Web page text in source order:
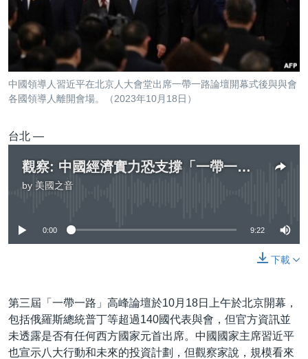
到國際
經貿
視頻
每日視頻新聞
美國專訊
視頻存檔
音頻
新聞音頻
海外港人
建國史話
國語
關注我們
其他語言網站
中國領導人習近平在北京人大會堂出席一帶一路論壇開幕式後與與會
各國領導人離開會場。（2023年10月18日）
台北 —
觀察: 中國經濟實力恐支撐「一帶一路」投資明顯縮水
by 美國之音
0:00 9:22
下載
第三屆「一帶一路」高峰論壇於10月18日上午於北京開幕，
包括俄羅斯總統普丁等超過140國代表與會，但官方資訊並
未透露是否有任何西方國家元首出席。中國國家主席習近平
也宣示八大行動和未來的投資計劃，但觀察家說，規模看來